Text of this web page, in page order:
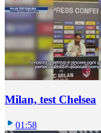
Milan, test Chelsea
01:58